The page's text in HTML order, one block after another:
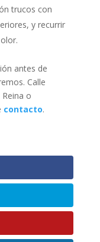
trucos con
y recurrir
antes de
Calle
o
contacto.